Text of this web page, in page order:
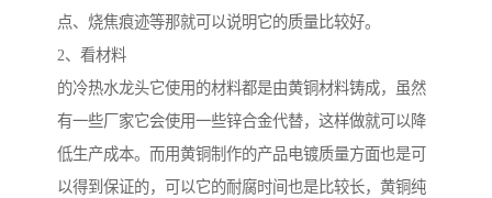
点、烧焦痕迹等那就可以说明它的质量比较好。
2、看材料
的冷热水龙头它使用的材料都是由黄铜材料铸成，虽然
有一些厂家它会使用一些锌合金代替，这样做就可以降
低生产成本。而用黄铜制作的产品电镀质量方面也是可
以得到保证的，可以它的耐腐时间也是比较长，黄铜纯